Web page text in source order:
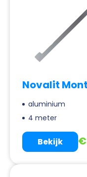
Novalit
aluminium
4 meter
€
Bekijk